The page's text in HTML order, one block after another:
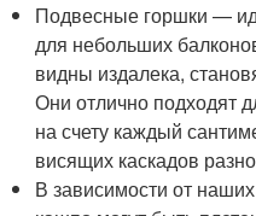
Подвесные горшки —
для небольших
видны издалека,
Они отлично подходят
на счету каждый
висящих каскадов
В зависимости от